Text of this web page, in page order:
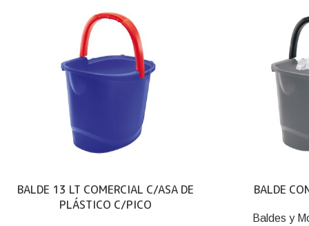
BALDE 13 LT COMERCIAL C/ASA DE
PLÁSTICO C/PICO
BALDE
Baldes y